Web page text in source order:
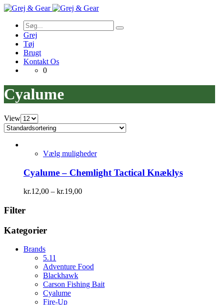
Grej
Tøj
Brugt
Kontakt Os
0
Cyalume
View
Vælg muligheder
Cyalume – Chemlight Tactical Knæklys
kr.12,00 – kr.19,00
Filter
Kategorier
Brands
5.11
Adventure Food
Blackhawk
Carson Fishing Bait
Cyalume
Fire-Up